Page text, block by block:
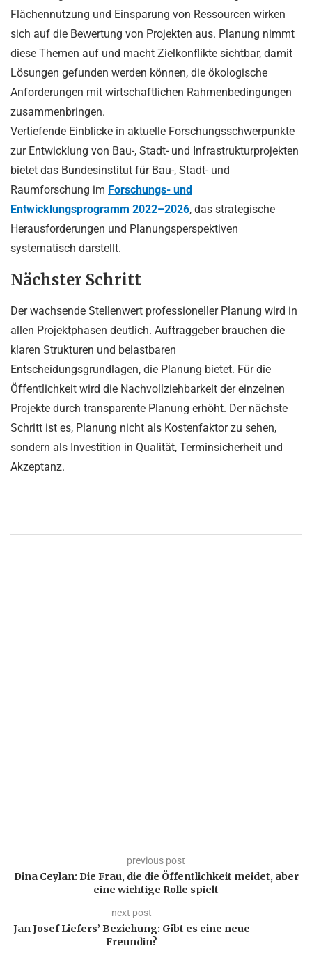
Flächennutzung und Einsparung von Ressourcen wirken
sich auf die Bewertung von Projekten aus. Planung nimmt
diese Themen auf und macht Zielkonflikte sichtbar, damit
Lösungen gefunden werden können, die ökologische
Anforderungen mit wirtschaftlichen Rahmenbedingungen
zusammenbringen.
Vertiefende Einblicke in aktuelle Forschungsschwerpunkte
zur Entwicklung von Bau-, Stadt- und Infrastrukturprojekten
bietet das Bundesinstitut für Bau-, Stadt- und
Raumforschung im Forschungs- und
Entwicklungsprogramm 2022–2026, das strategische
Herausforderungen und Planungsperspektiven
systematisch darstellt.
Nächster Schritt
Der wachsende Stellenwert professioneller Planung wird in
allen Projektphasen deutlich. Auftraggeber brauchen die
klaren Strukturen und belastbaren
Entscheidungsgrundlagen, die Planung bietet. Für die
Öffentlichkeit wird die Nachvollziehbarkeit der einzelnen
Projekte durch transparente Planung erhöht. Der nächste
Schritt ist es, Planung nicht als Kostenfaktor zu sehen,
sondern als Investition in Qualität, Terminsicherheit und
Akzeptanz.
previous post
Dina Ceylan: Die Frau, die die Öffentlichkeit meidet, aber
eine wichtige Rolle spielt
next post
Jan Josef Liefers’ Beziehung: Gibt es eine neue
Freundin?